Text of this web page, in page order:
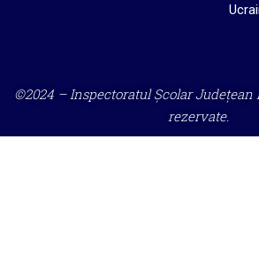
©2024 – Inspectoratul Școlar Județean
rezervate.